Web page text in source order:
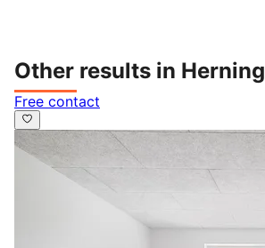
Other results in Herning
Free contact